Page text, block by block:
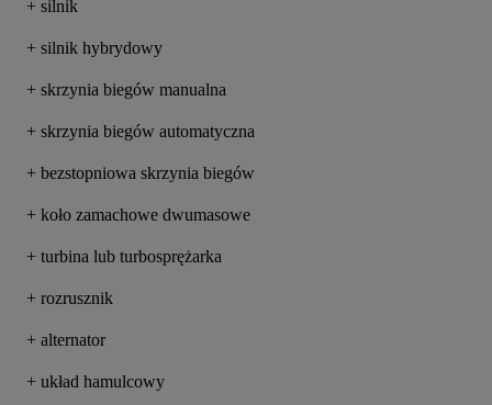
+ silnik
+ silnik hybrydowy
+ skrzynia biegów manualna
+ skrzynia biegów automatyczna
+ bezstopniowa skrzynia biegów
+ koło zamachowe dwumasowe
+ turbina lub turbosprężarka
+ rozrusznik
+ alternator
+ układ hamulcowy